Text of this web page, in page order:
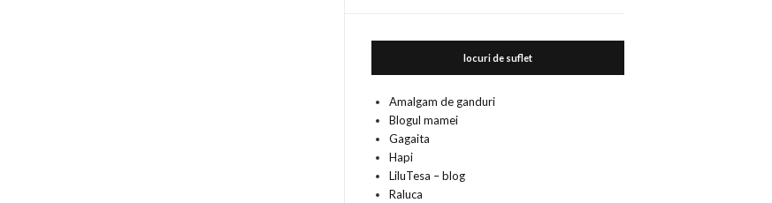
locuri de suflet
Amalgam de ganduri
Blogul mamei
Gagaita
Hapi
LiluTesa – blog
Raluca